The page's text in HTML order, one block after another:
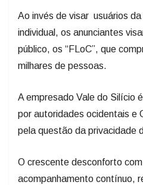
Ao invés de visar usuários
individual, os anunciantes
público, os “FLoC”, que
milhares de pessoas.
A empresado Vale do Silício
por autoridades ocidentais e
pela questão da privacidade
O crescente desconforto
acompanhamento contínuo,